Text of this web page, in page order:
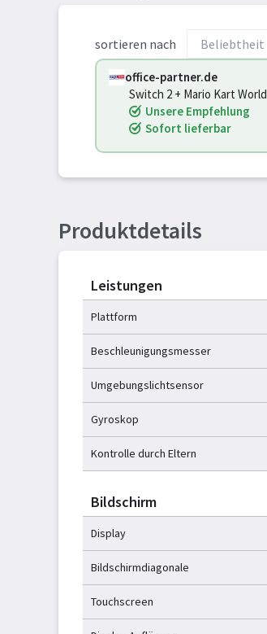
sortieren nach
office-partner.de
Switch 2 + Mario Kart World
Unsere Empfehlung
Sofort lieferbar
Produktdetails
Leistungen
Plattform
Beschleunigungsmesser
Umgebungslichtsensor
Gyroskop
Kontrolle durch Eltern
Bildschirm
Display
Bildschirmdiagonale
Touchscreen